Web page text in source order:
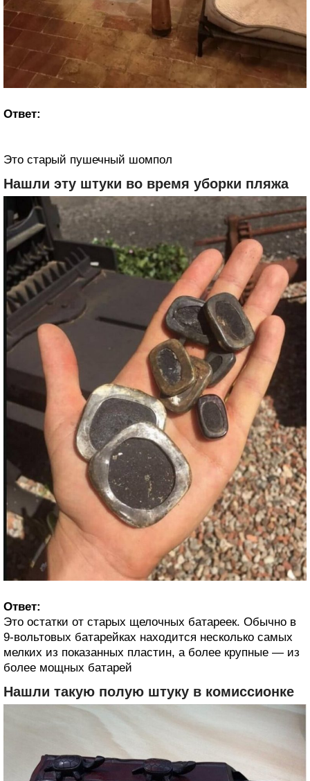
Ответ:
Это старый пушечный шомпол
Нашли эту штуки во время уборки пляжа
Ответ:
Это остатки от старых щелочных батареек. Обычно в
9-вольтовых батарейках находится несколько самых
мелких из показанных пластин, а более крупные — из
более мощных батарей
Нашли такую полую штуку в комиссионке